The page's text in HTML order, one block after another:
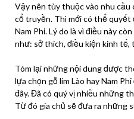
Vậy nên tùy thuộc vào nhu cầu
cổ truyền. Thì mới có thể quyết
Nam Phi. Lý do là vì điều này
như: sở thích, điều kiện kinh
Tóm lại những nội dung được
lựa chọn gỗ lim Lào hay Nam Phi
đây. Đã có quý vị nhiều những
Từ đó gia chủ sẽ đưa ra những